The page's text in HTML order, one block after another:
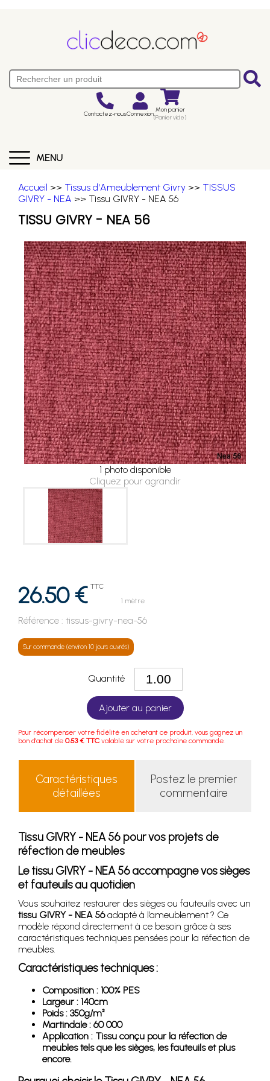
Contactez-nousConnexion Mon panier
(Panier vide)
MENU
Accueil >> Tissus d'Ameublement Givry >> TISSUS
GIVRY - NEA >> Tissu GIVRY - NEA 56
TISSU GIVRY - NEA 56
1 photo disponible
Cliquez pour agrandir
26.50 € TTC
1 mètre
Référence : tissus-givry-nea-56
Sur commande (environ 10 jours ouvrés)
Quantité
Ajouter au panier
Pour récompenser votre fidélité en achetant ce produit, vous gagnez un
bon d'achat de 0.53 € TTC valable sur votre prochaine commande.
Caractéristiques
détaillées
Postez le premier
commentaire
Tissu GIVRY - NEA 56 pour vos projets de
réfection de meubles
Le tissu GIVRY - NEA 56 accompagne vos sièges
et fauteuils au quotidien
Vous souhaitez restaurer des sièges ou fauteuils avec un
tissu GIVRY - NEA 56adapté à l’ameublement ? Ce
modèle répond directement à ce besoin grâce à ses
caractéristiques techniques pensées pour la réfection de
meubles.
Caractéristiques techniques :
Composition : 100% PES
Largeur : 140cm
Poids : 350g/m²
Martindale : 60 000
Application : Tissu conçu pour la réfection de
meubles tels que les sièges, les fauteuils et plus
encore.